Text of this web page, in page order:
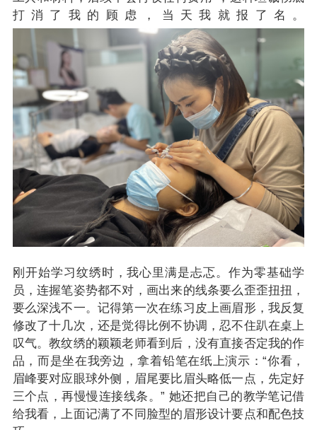
打消了我的顾虑，当天我就报了名。
刚开始学习纹绣时，我心里满是忐忑。作为零基础学
员，连握笔姿势都不对，画出来的线条要么歪歪扭扭，
要么深浅不一。记得第一次在练习皮上画眉形，我反复
修改了十几次，还是觉得比例不协调，忍不住趴在桌上
叹气。教纹绣的颖颖老师看到后，没有直接否定我的作
品，而是坐在我旁边，拿着铅笔在纸上演示：“你看，
眉峰要对应眼球外侧，眉尾要比眉头略低一点，先定好
三个点，再慢慢连接线条。” 她还把自己的教学笔记借
给我看，上面记满了不同脸型的眉形设计要点和配色技